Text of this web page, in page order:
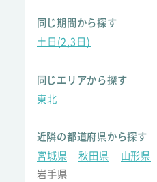
同じ期間から探す
土日(2,3日)
同じエリアから探す
東北
近隣の都道府県から探す
宮城県
秋田県 山形県
岩手県